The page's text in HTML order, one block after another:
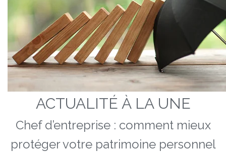
ACTUALITÉ À LA UNE
Chef d’entreprise : comment mieux
protéger votre patrimoine personnel